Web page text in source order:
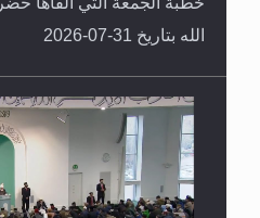
الله بتاريخ 31-07-2026